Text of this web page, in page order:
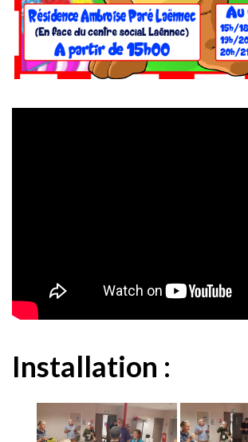
Installation :